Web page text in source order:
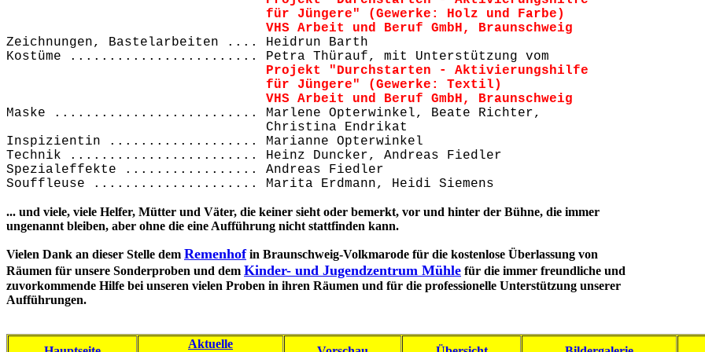
für Jüngere" (Gewerke: Holz und Farbe)
VHS Arbeit und Beruf GmbH, Braunschweig
Zeichnungen, Bastelarbeiten .... Heidrun Barth
Kostüme ........................ Petra Thürauf, mit Unterstützung vom
Projekt "Durchstarten - Aktivierungshilfe
für Jüngere" (Gewerke: Textil)
VHS Arbeit und Beruf GmbH, Braunschweig
Maske .......................... Marlene Opterwinkel, Beate Richter,
Christina Endrikat
Inspizientin ................... Marianne Opterwinkel
Technik ........................ Heinz Duncker, Andreas Fiedler
Spezialeffekte ................. Andreas Fiedler
Souffleuse ..................... Marita Erdmann, Heidi Siemens
... und viele, viele Helfer, Mütter und Väter, die keiner sieht oder bemerkt, vor und hinter der Bühne, die immer
ungenannt bleiben, aber ohne die eine Aufführung nicht stattfinden kann.
Vielen Dank an dieser Stelle dem Remenhofin Braunschweig-Volkmarode für die kostenlose Überlassung von
Räumen für unsere Sonderproben und dem Kinder- und Jugendzentrum Mühle für die immer freundliche und
zuvorkommende Hilfe bei unseren vielen Proben in ihren Räumen und für die professionelle Unterstützung unserer
Aufführungen.
Aktuelle